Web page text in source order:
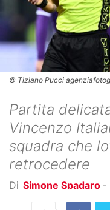
© Tiziano Pucci
Partita
Vincenzo
squadra che
retrocedere
Di Simone Spadaro -